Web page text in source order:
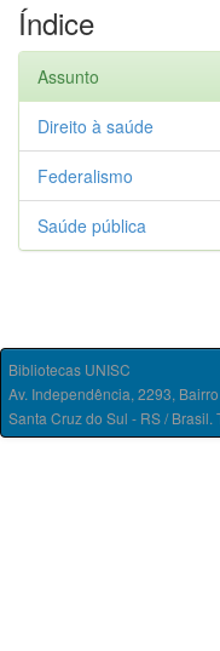
Índice
Assunto
Direito à saúde
Federalismo
Saúde pública
Bibliotecas UNISC
Av. Independência, 2293,
Santa Cruz do Sul - RS /